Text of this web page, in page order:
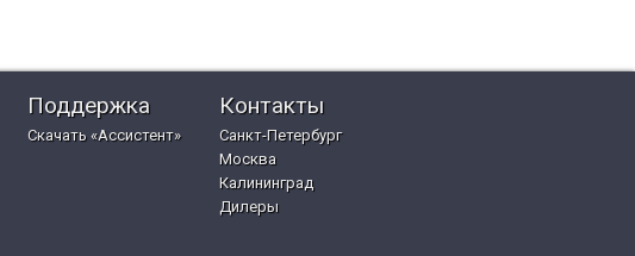
Поддержка
Скачать «Ассистент»
Контакты
Санкт-Петербург
Москва
Калининград
Дилеры